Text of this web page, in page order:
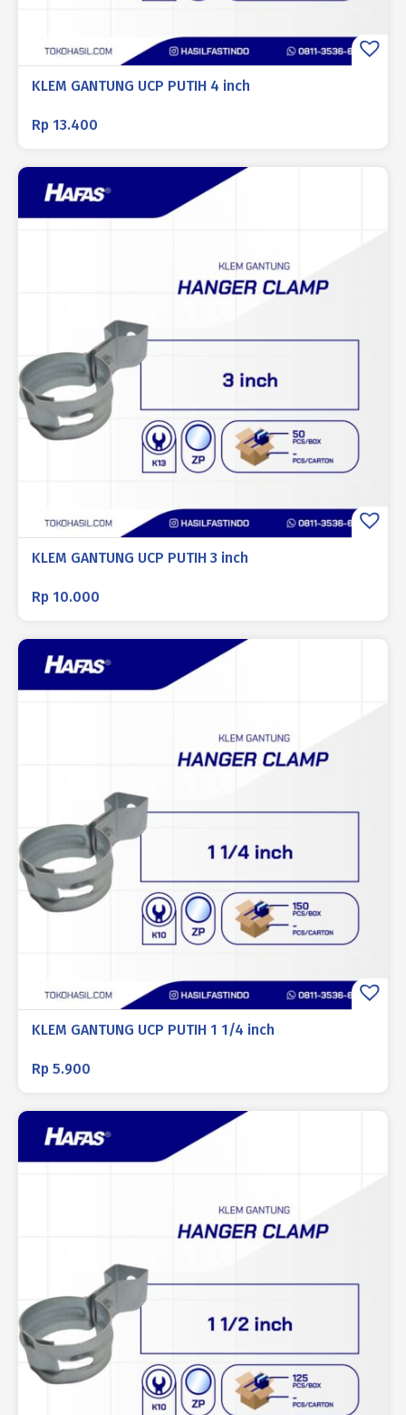
KLEM GANTUNG UCP PUTIH 4 inch
Rp 13.400
KLEM GANTUNG UCP PUTIH 3 inch
Rp 10.000
KLEM GANTUNG UCP PUTIH 1 1/4 inch
Rp 5.900